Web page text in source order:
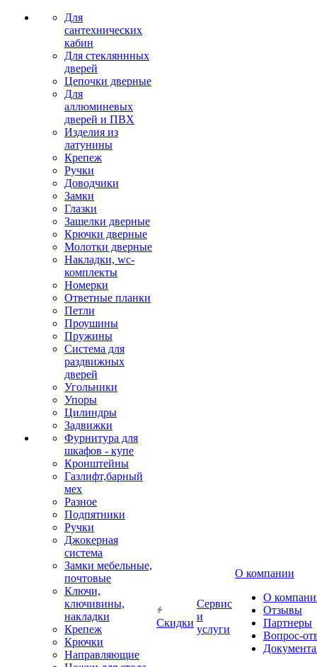
Для
сантехнических
кабин
Для стекляннных
дверей
Цепочки дверные
Для
аллюминевых
дверей и ПВХ
Изделия из
латунины
Крепеж
Ручки
Доводчики
Замки
Глазки
Защелки дверные
Крючки дверные
Молотки дверные
Накладки, wc-
комплекты
Номерки
Ответные планки
Петли
Проушины
Пружины
Система для
раздвижных
дверей
Угольники
Упоры
Цилиндры
Задвижки
Фурнитура для
шкафов - купе
Кронштейны
Газлифт,барный
мех
Разное
Подпятники
Ручки
Джокерная
система
Замки мебельные,
почтовые
Ключи,
ключивины,
накладки
Крепеж
Крючки
Направляющие
Скидки
Сервис
и
услуги
О компании
О
Отзывы
Партнеры
Вопрос-